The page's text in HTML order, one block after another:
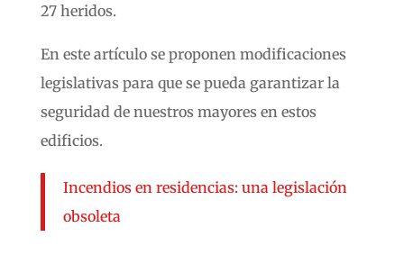
27 heridos.
En este artículo se proponen modificaciones
legislativas para que se pueda garantizar la
seguridad de nuestros mayores en estos
edificios.
Incendios en residencias: una legislación
obsoleta